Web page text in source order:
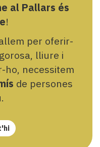
al Pallars és
!
per oferir-
lliure i
ho, necessitem
de persones